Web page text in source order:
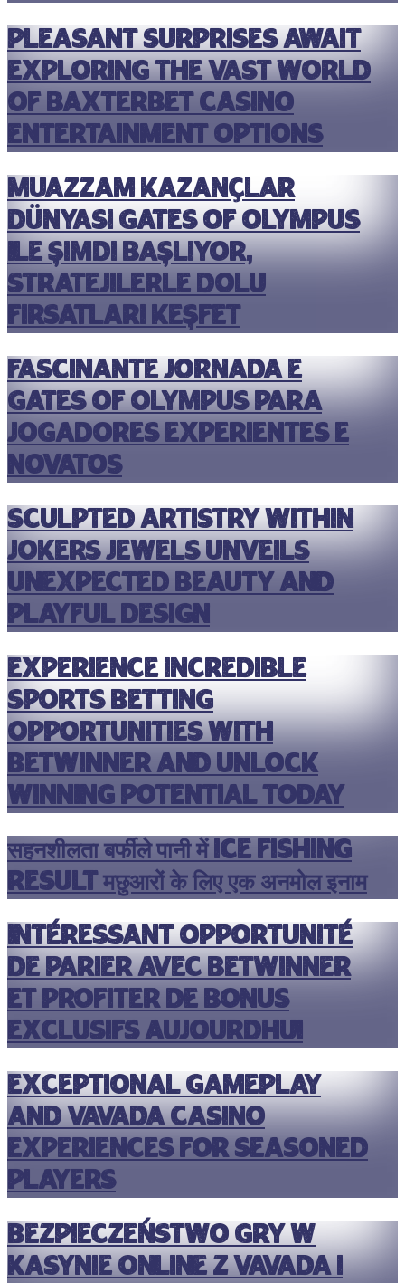
Pleasant surprises await
exploring the vast world
of Baxterbet casino
entertainment options
Muazzam kazançlar
dünyası Gates of Olympus
ile şimdi başlıyor,
stratejilerle dolu
fırsatları keşfet
Fascinante jornada e
Gates of Olympus para
jogadores experientes e
novatos
Sculpted artistry within
jokers jewels unveils
unexpected beauty and
playful design
Experience incredible
sports betting
opportunities with
betwinner and unlock
winning potential today
सहनशीलता बर्फीले पानी में ice fishing
result मछुआरों के लिए एक अनमोल इनाम
Intéressant opportunité
de parier avec betwinner
et profiter de bonus
exclusifs aujourdhui
Exceptional gameplay
and vavada casino
experiences for seasoned
players
Bezpieczeństwo gry w
kasynie online z vavada i